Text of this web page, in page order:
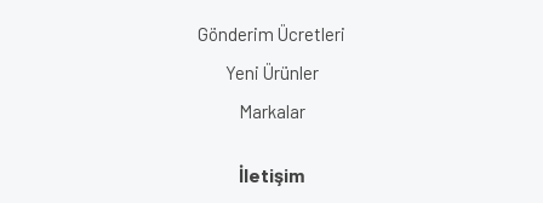
Gönderim Ücretleri
Yeni Ürünler
Markalar
İletişim